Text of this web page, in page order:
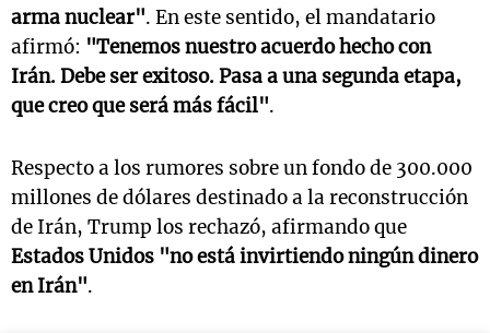
arma nuclear". En este sentido, el mandatario
afirmó: "Tenemos nuestro acuerdo hecho con
Irán. Debe ser exitoso. Pasa a una segunda etapa,
que creo que será más fácil".
Respecto a los rumores sobre un fondo de 300.000
millones de dólares destinado a la reconstrucción
de Irán, Trump los rechazó, afirmando que
Estados Unidos "no está invirtiendo ningún dinero
en Irán".